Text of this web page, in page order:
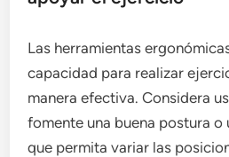
Las herramientas
capacidad para realizar
manera efectiva. Considera
fomente una buena postura
que permita variar las